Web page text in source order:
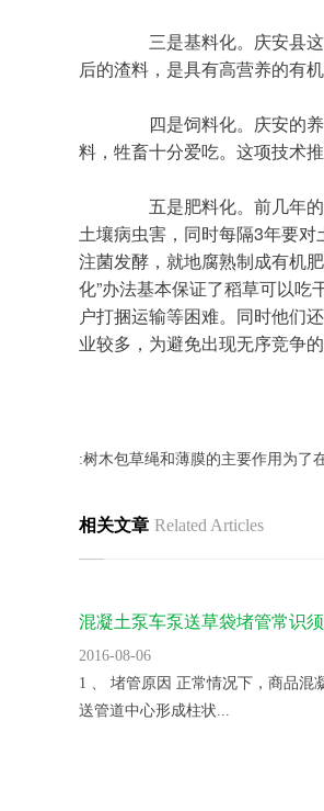
后的渣料，是具有高营养的有
料，牲畜十分爱吃。这项技术
土壤病虫害，同时每隔3年要
注菌发酵，就地腐熟制成有机
化”办法基本保证了稻草可以
户打捆运输等困难。同时他们
业较多，为避免出现无序竞争
:树木包草绳和薄膜的主要作用为了
相关文章 Related Articles
混凝土泵车泵送草袋堵管常识
2016-08-06
1 、 堵管原因 正常情况下，商品混
送管道中心形成柱状...